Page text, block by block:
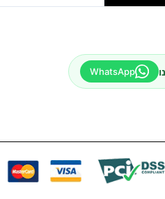
WhatsApp